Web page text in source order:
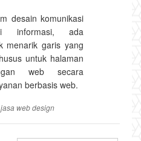
desain komunikasi
informasi, ada
menarik garis yang
untuk halaman
web secara
berbasis web.
jasa web design